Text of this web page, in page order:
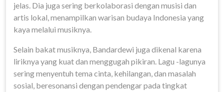
jelas. Dia juga sering berkolaborasi dengan musisi dan
artis lokal, menampilkan warisan budaya Indonesia yang
kaya melalui musiknya.
Selain bakat musiknya, Bandardewi juga dikenal karena
liriknya yang kuat dan menggugah pikiran. Lagu -lagunya
sering menyentuh tema cinta, kehilangan, dan masalah
sosial, beresonansi dengan pendengar pada tingkat